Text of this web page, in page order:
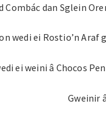
Combác dan Sglein
wedi ei Rostio’n Araf
ei weini â Chocos
Gweinir